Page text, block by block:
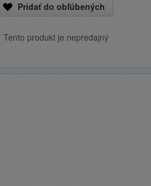
Pridať do obľúbených
Tento produkt je nepredajný